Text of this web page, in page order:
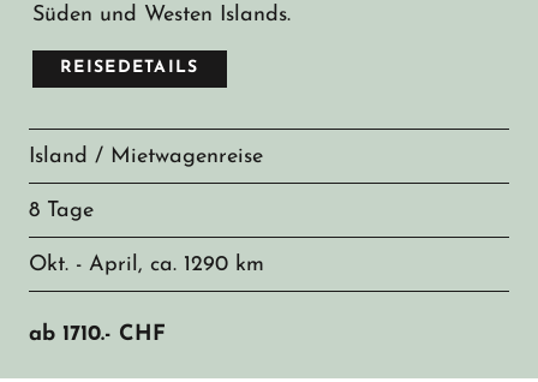
Süden und Westen Islands.
REISEDETAILS
Island / Mietwagenreise
8 Tage
Okt. - April, ca. 1290 km
ab 1710.- CHF